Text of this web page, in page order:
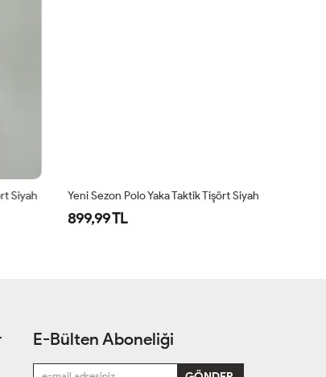
Yeni Sezon Polo Yaka Taktik Tişört Siyah
899,99 TL
E-Bülten Aboneliği